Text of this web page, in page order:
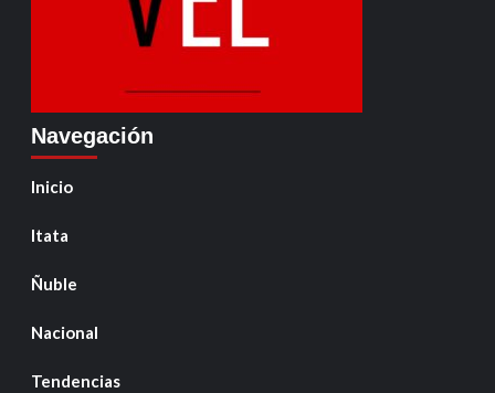
Navegación
Inicio
Itata
Ñuble
Nacional
Tendencias